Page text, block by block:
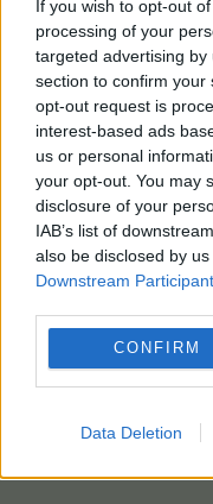
If you wish to opt-out
processing of your
targeted advertising
section to confirm your
opt-out request is
interest-based ads
us or personal
your opt-out. You may
disclosure of your
IAB’s list of
also be disclosed by
Downstream
CONFIRM
Data Deletion